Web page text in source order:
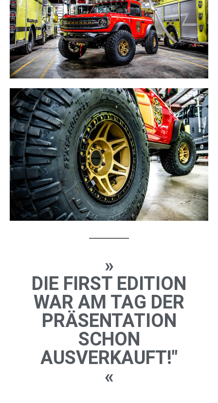
»
DIE FIRST EDITION
WAR AM TAG DER
PRÄSENTATION
SCHON
AUSVERKAUFT!"
«